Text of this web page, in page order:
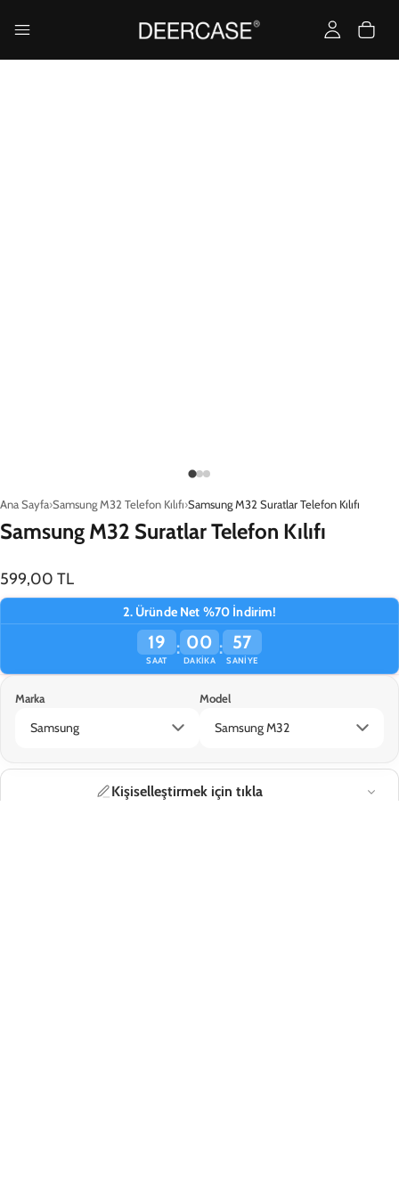
Ana Sayfa Samsung M32 Telefon Kılıfı Samsung M32 Suratlar Telefon Kılıfı
Samsung M32 Suratlar Telefon Kılıfı
599,00 TL
2. Üründe Net %70 İndirim!
19
SAAT
: 00
DAKIKA
: 57
SANIYE
Marka Model
Kişiselleştirmek için tıkla
Sepete Ekle